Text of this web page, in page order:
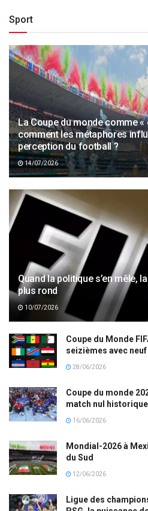
Sport
La Coupe du monde comme
comment les métaphores
perception du football ?
14/07/2026
Quand la politique s’en mêle,
plus rond
10/07/2026
Coupe du Monde
seizièmes avec
28/06/2026
Coupe du monde
match nul
16/06/2026
Mondial-2026 à
du Sud
12/06/2026
Ligue des